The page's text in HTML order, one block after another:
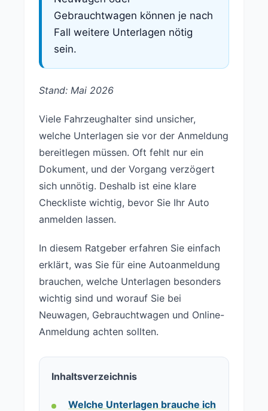
Gebrauchtwagen können je nach
Fall weitere Unterlagen nötig
sein.
Stand: Mai 2026
Viele Fahrzeughalter sind unsicher,
welche Unterlagen sie vor der Anmeldung
bereitlegen müssen. Oft fehlt nur ein
Dokument, und der Vorgang verzögert
sich unnötig. Deshalb ist eine klare
Checkliste wichtig, bevor Sie Ihr Auto
anmelden lassen.
In diesem Ratgeber erfahren Sie einfach
erklärt, was Sie für eine Autoanmeldung
brauchen, welche Unterlagen besonders
wichtig sind und worauf Sie bei
Neuwagen, Gebrauchtwagen und Online-
Anmeldung achten sollten.
Inhaltsverzeichnis
Welche Unterlagen brauche ich